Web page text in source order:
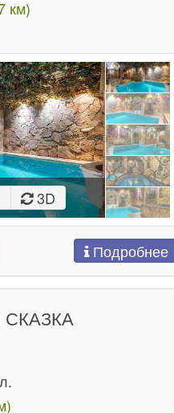
км)
3D
Подробнее